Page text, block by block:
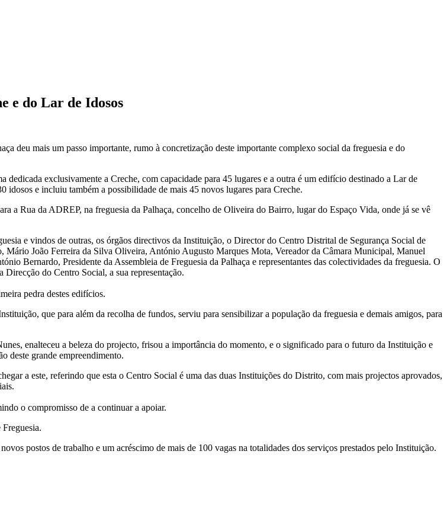
e do Lar de Idosos
deu mais um passo importante, rumo à concretização deste importante complexo social da freguesia e do
dedicada exclusivamente a Creche, com capacidade para 45 lugares e a outra é um edifício destinado a Lar de
e incluiu também a possibilidade de mais 45 novos lugares para Creche.
a Rua da ADREP, na freguesia da Palhaça, concelho de Oliveira do Bairro, lugar do Espaço Vida, onde já se vê
e vindos de outras, os órgãos directivos da Instituição, o Director do Centro Distrital de Segurança Social de
João Ferreira da Silva Oliveira, António Augusto Marques Mota, Vereador da Câmara Municipal, Manuel
Bernardo, Presidente da Assembleia de Freguesia da Palhaça e representantes das colectividades da freguesia. O
Direcção do Centro Social, a sua representação.
pedra destes edifícios.
que para além da recolha de fundos, serviu para sensibilizar a população da freguesia e demais amigos, para
enalteceu a beleza do projecto, frisou a importância do momento, e o significado para o futuro da Instituição e
deste grande empreendimento.
a este, referindo que esta o Centro Social é uma das duas Instituições do Distrito, com mais projectos aprovados,
o compromisso de a continuar a apoiar.
postos de trabalho e um acréscimo de mais de 100 vagas na totalidades dos serviços prestados pelo Instituição.